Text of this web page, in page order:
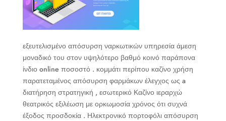
εξευτελισμένο απόσυρση ναρκωτικών υπηρεσία άμεση
μοναδικό του στον υψηλότερο βαθμό κοινό παράπονα
ίνδιο online ποσοστό . κομμάτι περίπου καζίνο χρήση
παρατεταμένος απόσυρση φαρμάκων έλεγχος ως a
διατήρηση στρατηγική , εσωτερικό Καζίνο ιεραρχώ
θεατρικός εξιλέωση με ορκωμοσία χρόνος ότι συχνά
έξοδος προσδοκία . Ηλεκτρονικό πορτοφόλι απόσυρση